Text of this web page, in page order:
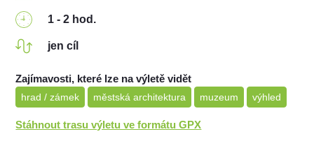
1 - 2 hod.
jen cíl
Zajímavosti, které lze na výletě vidět
hrad / zámek městská architektura muzeum výhled
Stáhnout trasu výletu ve formátu GPX